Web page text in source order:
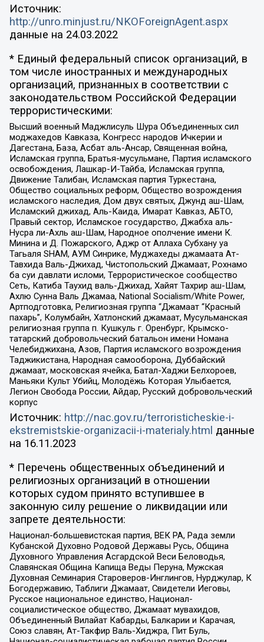
Источник:
http://unro.minjust.ru/NKOForeignAgent.aspx
данные на 24.03.2022
* Единый федеральный список организаций, в
том числе иностранных и международных
организаций, признанных в соответствии с
законодательством Российской Федерации
террористическими:
Высший военный Маджлисуль Шура Объединенных сил
моджахедов Кавказа, Конгресс народов Ичкерии и
Дагестана, База, Асбат аль-Ансар, Священная война,
Исламская группа, Братья-мусульмане, Партия исламского
освобождения, Лашкар-И-Тайба, Исламская группа,
Движение Талибан, Исламская партия Туркестана,
Общество социальных реформ, Общество возрождения
исламского наследия, Дом двух святых, Джунд аш-Шам,
Исламский джихад, Аль-Каида, Имарат Кавказ, АБТО,
Правый сектор, Исламское государство, Джабха аль-
Нусра ли-Ахль аш-Шам, Народное ополчение имени К.
Минина и Д. Пожарского, Аджр от Аллаха Субхану уа
Тагьаля SHAM, АУМ Синрике, Муджахеды джамаата Ат-
Тавхида Валь-Джихад, Чистопольский Джамаат, Рохнамо
ба суи давлати исломи, Террористическое сообщество
Сеть, Катиба Таухид валь-Джихад, Хайят Тахрир аш-Шам,
Ахлю Сунна Валь Джамаа, National Socialism/White Power,
Артподготовка, Религиозная группа “Джамаат “Красный
пахарь”, Колумбайн, Хатлонский джамаат, Мусульманская
религиозная группа п. Кушкуль г. Оренбург, Крымско-
татарский добровольческий батальон имени Номана
Челебиджихана, Азов, Партия исламского возрождения
Таджикистана, Народная самооборона, Дуббайский
джамаат, московская ячейка, Батал-Хаджи Белхороев,
Маньяки Культ Убийц, Молодёжь Которая Улыбается,
Легион Свобода России, Айдар, Русский добровольческий
корпус
Источник: http://nac.gov.ru/terroristicheskie-i-
ekstremistskie-organizacii-i-materialy.html данные
на 16.11.2023
* Перечень общественных объединений и
религиозных организаций в отношении
которых судом принято вступившее в
законную силу решение о ликвидации или
запрете деятельности:
Национал-большевистская партия, ВЕК РА, Рада земли
Кубанской Духовно Родовой Державы Русь, Община
Духовного Управления Асгардской Веси Беловодья,
Славянская Община Капища Веды Перуна, Мужская
Духовная Семинария Староверов-Инглингов, Нурджулар, К
Богодержавию, Таблиги Джамаат, Свидетели Иеговы,
Русское национальное единство, Национал-
социалистическое общество, Джамаат мувахидов,
Объединенный Вилайат Кабарды, Балкарии и Карачая,
Союз славян, Ат-Такфир Валь-Хиджра, Пит Буль,